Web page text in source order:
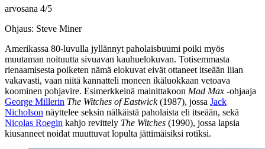
arvosana 4/5
Ohjaus: Steve Miner
Amerikassa 80‑luvulla jyllännyt paholaisbuumi poiki myös
muutaman noituutta sivuavan kauhuelokuvan. Totisemmasta
rienaamisesta poiketen nämä elokuvat eivät ottaneet itseään liian
vakavasti, vaan niitä kannatteli moneen ikäluokkaan vetoava
koominen pohjavire. Esimerkkeinä mainittakoon Mad Max ‑ohjaaja
George Millerin The Witches of Eastwick(1987), jossa Jack
Nicholson näyttelee seksin nälkäistä paholaista eli itseään, sekä
Nicolas Roegin kahjo revittely The Witches (1990), jossa lapsia
kiusanneet noidat muuttuvat lopulta jättimäisiksi rotiksi.